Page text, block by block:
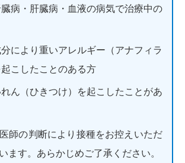
病・肝臓病・血液の病気で治療中の
により重いアレルギー（アナフィラ
こしたことのある方
ん（ひきつけ）を起こしたことがあ
師の判断により接種をお控えいただ
ます。あらかじめご了承ください。